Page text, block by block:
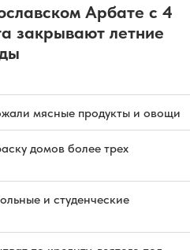
Арбате с 4
закрывают летние
мясные продукты и овощи
домов более трех
и студенческие